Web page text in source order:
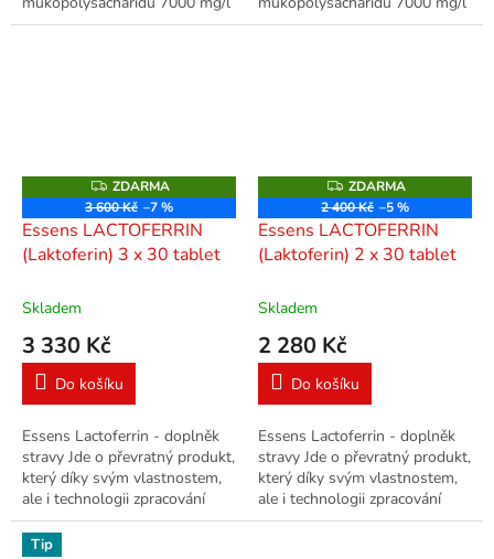
Čistá šťáva z ALOE VERA
Čistá šťáva z ALOE VERA
Z
D
A
R
M
A
ZDARMA
3 600 Kč –7 %
Essens LACTOFERRIN
(Laktoferin) 3 x 30 tablet
Skladem
3 330 Kč
Do košíku
Essens Lactoferrin - doplněk
stravy Jde o převratný produkt,
který díky svým vlastnostem,
ale i technologii zpracování
vysoce převyšuje obdobné
produkty s přídavkem...
Z
D
A
R
M
A
ZDARMA
2 400 Kč –5 %
Essens LACTOFERRIN
(Laktoferin) 2 x 30 tablet
Skladem
2 280 Kč
Do košíku
Essens Lactoferrin - doplněk
stravy Jde o převratný produkt,
který díky svým vlastnostem,
ale i technologii zpracování
vysoce převyšuje obdobné
Tip